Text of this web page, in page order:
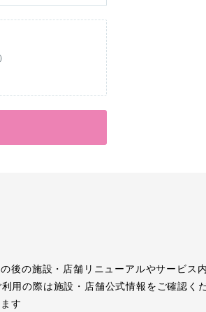
後の施設・店舗リニューアルやサービス
用の際は施設・店舗公式情報をご確認くだ
す